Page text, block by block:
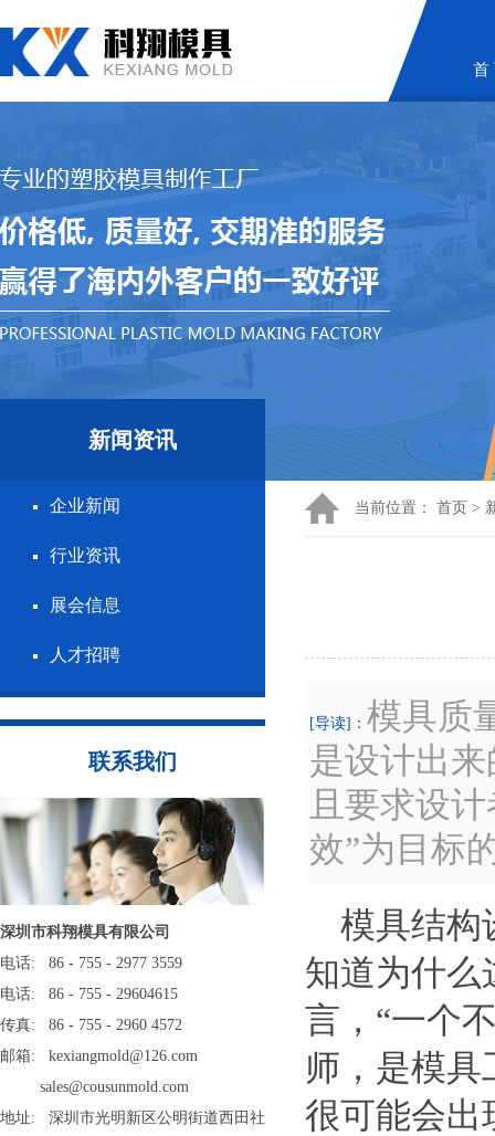
首
新闻资讯
企业新闻
行业资讯
展会信息
人才招聘
联系我们
深圳市科翔模具有限公司
电话: 86 - 755 - 2977 3559
电话: 86 - 755 - 29604615
传真: 86 - 755 - 2960 4572
邮箱: kexiangmold@126.com
sales@cousunmold.com
地址: 深圳市光明新区公明街道西田社
当前位置： 首页 >
[导读]： 模具质
是设计出
且要求设
效”为目标
模具结构
知道为什么
言，“一个
师，是模具
很可能会出